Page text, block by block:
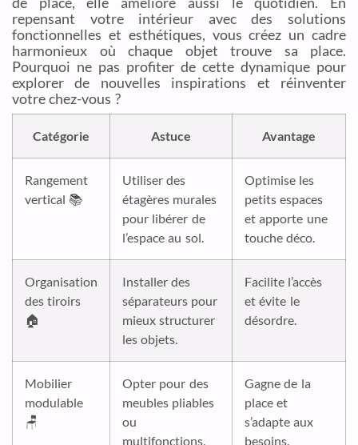
repensant votre intérieur avec des solutions
fonctionnelles et esthétiques, vous créez un cadre
harmonieux où chaque objet trouve sa place.
Pourquoi ne pas profiter de cette dynamique pour
explorer de nouvelles inspirations et réinventer
votre chez-vous ?
Catégorie Astuce Avantage
Rangement
vertical 📚
Utiliser des
étagères murales
pour libérer de
l’espace au sol.
Optimise les
petits espaces
et apporte une
touche déco.
Organisation
des tiroirs
🏠
Installer des
séparateurs pour
mieux structurer
les objets.
Facilite l’accès
et évite le
désordre.
Mobilier
modulable
🪑
Opter pour des
meubles pliables
ou
multifonctions.
Gagne de la
place et
s’adapte aux
besoins.